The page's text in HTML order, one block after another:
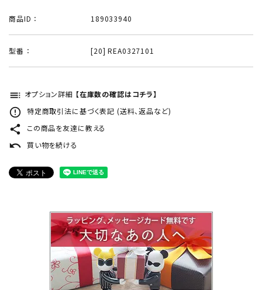
商品ID ： 189033940
型番 ： [20] REA0327101
toc オプション詳細 【在庫数の確認はコチラ】
error_outline 特定商取引法に基づく表記 (送料、返品など)
share この商品を友達に教える
undo 買い物を続ける